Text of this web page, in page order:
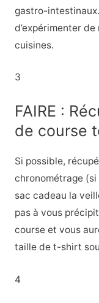
gastro-intestinaux.
d’expérimenter
cuisines.
3
FAIRE :
de course
Si possible,
chronométrage
sac cadeau la
pas à vous
course et vous
taille de t-shirt
4